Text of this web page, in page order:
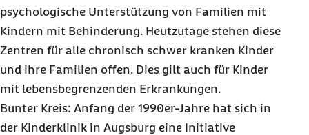
psychologische Unterstützung von Familien mit
Kindern mit Behinderung. Heutzutage stehen diese
Zentren für alle chronisch schwer kranken Kinder
und ihre Familien offen. Dies gilt auch für Kinder
mit lebensbegrenzenden Erkrankungen.
Bunter Kreis: Anfang der 1990er-Jahre hat sich in
der Kinderklinik in Augsburg eine Initiative